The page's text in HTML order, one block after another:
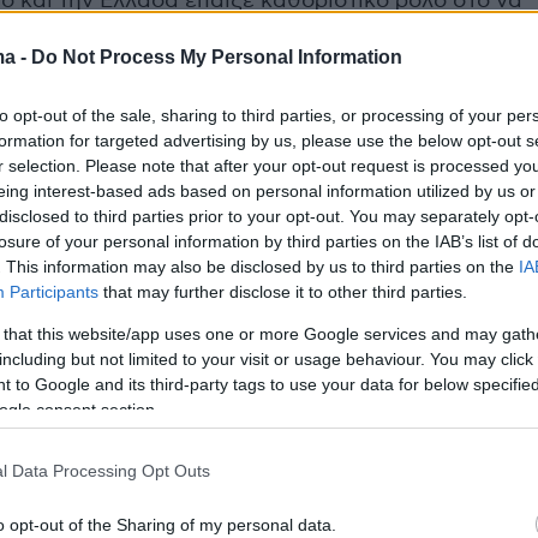
- Do Not Process My Personal Information
opt-out of the sale, sharing to third parties, or processing of your
for targeted advertising by us, please use the below opt-out
selection. Please note that after your opt-out request is processed
interest-based ads based on personal information utilized by us
to third parties prior to your opt-out. You may separately
of your personal information by third parties on the IAB’s list of
This information may also be disclosed by us to third parties on the
Participants that may further disclose it to other third parties.
that this website/app uses one or more Google services and may
but not limited to your visit or usage behaviour. You may
to Google and its third-party tags to use your data for below
consent section.
Data Processing Opt Outs
opt-out of the Sharing of my personal data.
που είχαν ξεκινήσει εδώ και αρκετό
γεγονότα που πρόδιδαν τα πυκνά σύννεφα που
λειτουργία του. Ίσως πάλι και η αποχώρησή του
να «φωτογραφίζει» την επιθυμία του
από έναν χώρο ο οποίος δεν υπήρξε ποτέ το
και έρχεται συχνά – πυκνά κόντρα με την
ιδιότητα.